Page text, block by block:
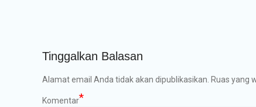
Tinggalkan Balasan
Alamat email Anda tidak akan dipublikasikan. Ruas yang
Komentar*